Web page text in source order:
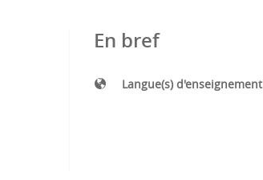
En bref
Langue(s) d'enseignement